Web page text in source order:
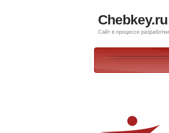
Chebkey.ru
Сайт в процессе разработки